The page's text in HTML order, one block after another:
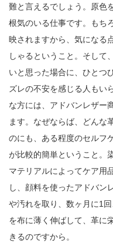
難と言えるでしょう。原色
根気のいる仕事です。もち
映されますから、気になる
しゃるということ。そして
いと思った場合に、ひとつ
ズレの不安を感じる人もい
な方には、アドバンレザー
ます。なぜならば、どんな
のにも、ある程度のセルフ
が比較的簡単ということ。
マテリアルによってケア用
し、顔料を使ったアドバン
や汚れを取り、数ヶ月に1
を布に薄く伸ばして、革に
きるのですから。